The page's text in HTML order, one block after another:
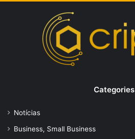
Categories
Notícias
Business, Small Business